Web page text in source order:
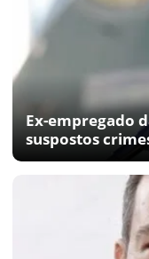
Ex-empregado
suspostos